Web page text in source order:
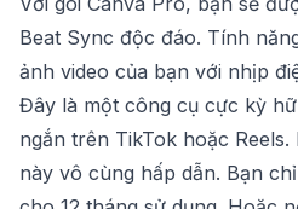
Beat Sync độc đáo. Tính
ảnh video của bạn với nhịp
Đây là một công cụ cực kỳ
ngắn trên TikTok hoặc
này vô cùng hấp dẫn. Bạn